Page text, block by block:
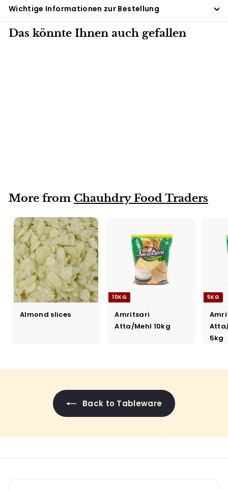
Wichtige Informationen zur Bestellung
Das könnte Ihnen auch gefallen
More from Chauhdry Food Traders
Almond slices
10KG
Amritsari
Atta/Mehl 10kg
5KG
5kg
Back to Tableware